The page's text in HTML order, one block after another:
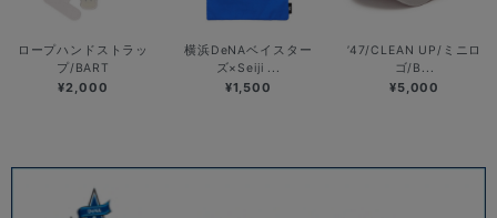
ロープハンドストラッ
プ/BART
¥2,000
横浜DeNAベイスター
ズ×Seiji ...
¥1,500
’47/CLEAN UP/ミニロ
ゴ/B...
¥5,000